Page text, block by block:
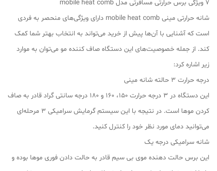
7 ویژگی برس حرارتی مسافرتی مدل mobile heat comb
شانه حرارتی مینی mobile heat comb دارای ویژگی‌های منحصر به فردی
است که آشنایی با آن‌ها پیش از خرید می‌تواند به انتخاب بهتر شما کمک
کند. از جمله خصوصیت‌های این دستگاه صاف کننده مو می‌توان به موارد
زیر اشاره کرد:
درجه حرارت 3 حالته شانه مینی
این دستگاه در 3 درجه حرارت 150، 160 و 180 درجه سانتی گراد قادر به صاف
کردن موها است. در نتیجه با این سیستم گرمایش سرامیکی 3 مرحله‌ای
می‌توانید دمای مورد نظر خود را کنترل کنید.
شانه سرامیکی درجه یک
این برس حالت دهنده موی بی سیم قادر به حالت دادن فوری موها بوده و